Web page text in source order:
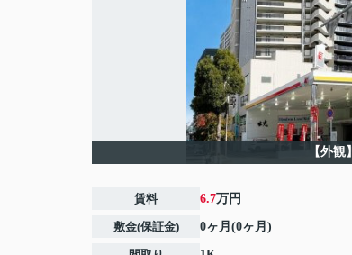
【外観】
賃料 6.7万円
敷金(保証金) 0ヶ月(0ヶ月)